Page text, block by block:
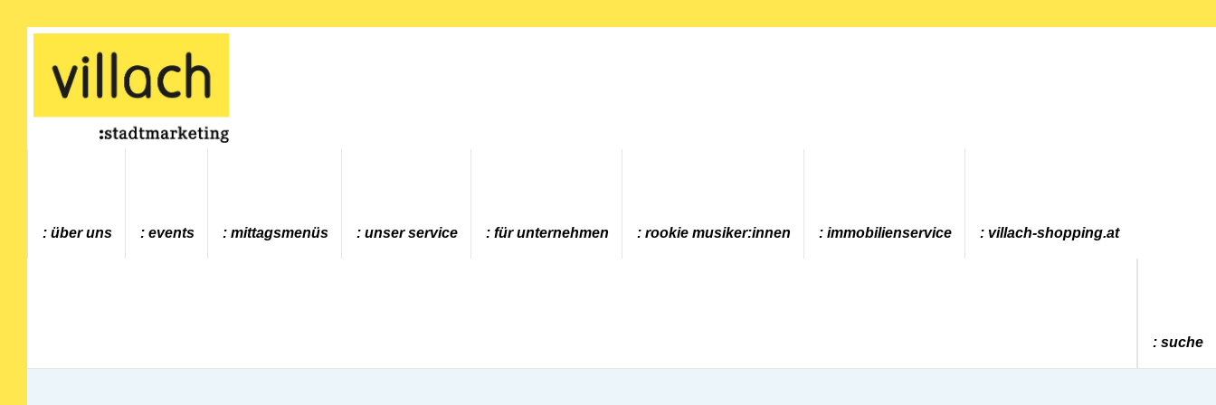
Gehe zur Startseite
über uns events mittagsmenüs unser service für unternehmen rookie musiker:innen immobilienservice villach-shopping.at
suche